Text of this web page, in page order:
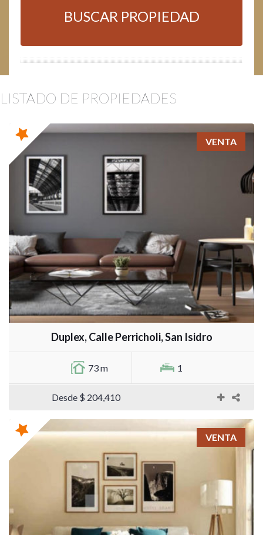
BUSCAR PROPIEDAD
LISTADO DE PROPIEDADES
VENTA
Duplex, Calle Perricholi, San Isidro
73 m 1
Desde $ 204,410
VENTA